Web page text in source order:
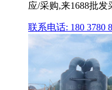
应/采购,来1688批
联系电话: 180 3780